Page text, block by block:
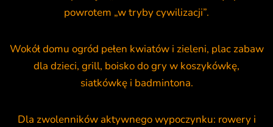
powrotem „w tryby cywilizacji”.
Wokół domu ogród pełen kwiatów i zieleni, plac zabaw
dla dzieci, grill, boisko do gry w koszykówkę,
siatkówkę i badmintona.
Dla zwolenników aktywnego wypoczynku: rowery i